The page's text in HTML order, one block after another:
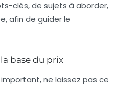
clés, de sujets à aborder,
afin de guider le
base du prix
ne laissez pas ce